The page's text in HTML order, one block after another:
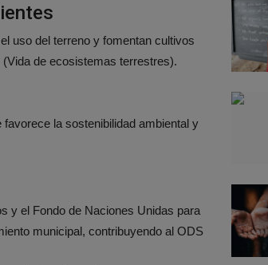
uso del terreno y fomentan cultivos
de ecosistemas terrestres).
la sostenibilidad ambiental y
y el Fondo de Naciones Unidas para
municipal, contribuyendo al ODS